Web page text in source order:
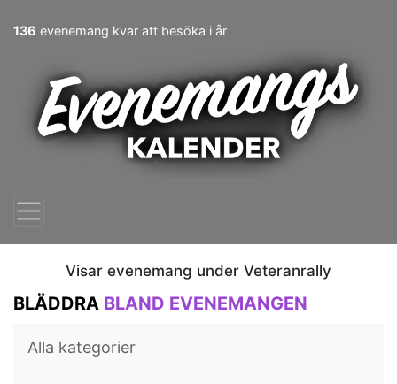
136 evenemang kvar att besöka i år
Visar evenemang under Veteranrally
BLÄDDRA BLAND EVENEMANGEN
Alla kategorier